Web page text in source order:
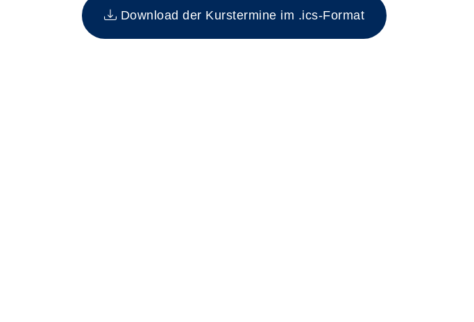
Download der Kurstermine im .ics-Format